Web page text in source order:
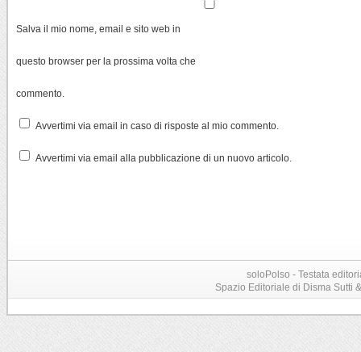
Salva il mio nome, email e sito web in
questo browser per la prossima volta che
commento.
Avvertimi via email in caso di risposte al mio commento.
Avvertimi via email alla pubblicazione di un nuovo articolo.
soloPolso - Testata
Spazio Editoriale di Disma Sutti